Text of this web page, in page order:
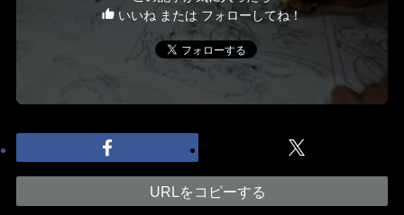
いいね または フォローしてね！
URLをコピーする